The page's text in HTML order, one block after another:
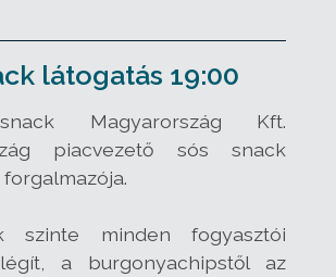
látogatás 19:00
Magyarország Kft.
piacvezető sós snack
szinte minden fogyasztói
a burgonyachipstől az